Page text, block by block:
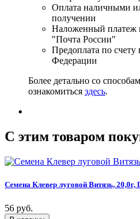
Оплата наличными
получении
Наложенный платеж
"Почта России"
Предоплата по
Федерации
Более детально со
ознакомиться здесь.
C этим товаром
Семена Клевер луговой Витязь, 20,0г,
56 руб.